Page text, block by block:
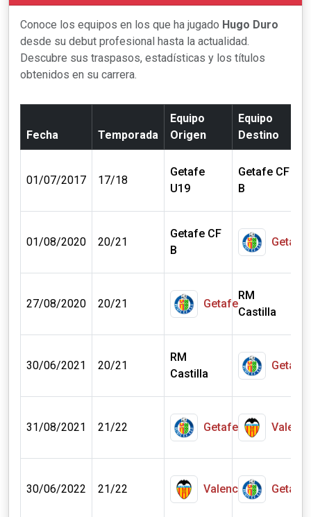
Conoce los equipos en los que ha jugado Hugo Duro
desde su debut profesional hasta la actualidad.
Descubre sus traspasos, estadísticas y los títulos
obtenidos en su carrera.
Fecha Temporada
Equipo
Origen
Equipo
Destino
01/07/2017 17/18
Getafe
U19
Getafe CF
B
01/08/2020 20/21
Getafe CF
B
Getafe
27/08/2020 20/21 Getafe
RM
Castilla
30/06/2021 20/21
RM
Castilla
Getafe
31/08/2021 21/22 Getafe
30/06/2022 21/22 Valencia Getafe